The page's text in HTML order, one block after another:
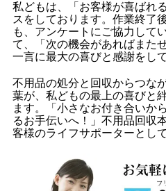
私どもは、「お客様が喜ばれ
スをしております。作業終了
も、アンケートにご協力して
て、「次の機会があればまた
一言に最大の喜びと感謝をし
不用品の処分と回収からつな
葉が、私どもの最上の喜びと
ます。「小さなお付き合いか
るお手伝いへ！」不用品回収
客様のライフサポーターとし